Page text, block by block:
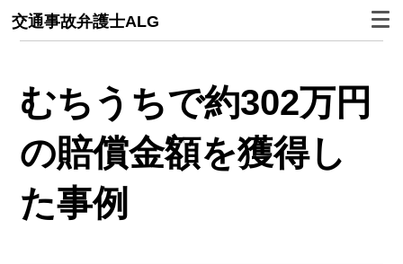
交通事故弁護士ALG
むちうちで約302万円
の賠償金額を獲得し
た事例